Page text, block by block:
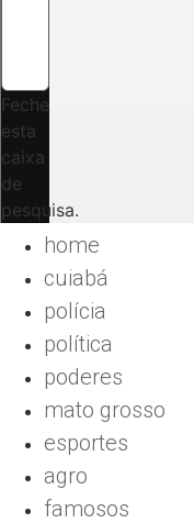
Feche
esta
caixa
de
pesquisa.
home
cuiabá
polícia
política
poderes
mato grosso
esportes
agro
famosos